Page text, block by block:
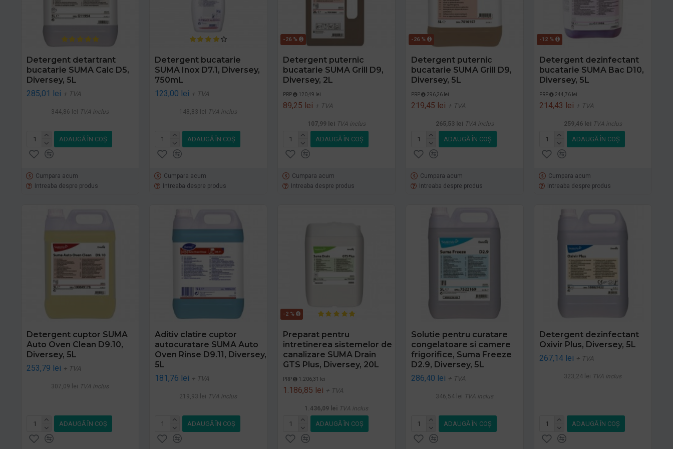
Detergent detartrant
bucatarie SUMA Calc D5,
Diversey, 5L
285,01 lei + TVA
344,86 lei TVA inclus
ADAUGĂ ÎN COŞ
Cumpara acum
Intreaba despre produs
Detergent bucatarie
SUMA Inox D7.1, Diversey,
750mL
123,00 lei + TVA
148,83 lei TVA inclus
ADAUGĂ ÎN COŞ
Cumpara acum
Intreaba despre produs
-26 %
Detergent puternic
bucatarie SUMA Grill D9,
Diversey, 2L
PRP 120,49 lei
89,25 lei + TVA
107,99 lei TVA inclus
ADAUGĂ ÎN COŞ
Cumpara acum
Intreaba despre produs
-26 %
Detergent puternic
bucatarie SUMA Grill D9,
Diversey, 5L
PRP 296,26 lei
219,45 lei + TVA
265,53 lei TVA inclus
ADAUGĂ ÎN COŞ
Cumpara acum
Intreaba despre produs
-12 %
Detergent dezinfectant
bucatarie SUMA Bac D10,
Diversey, 5L
PRP 244,76 lei
214,43 lei + TVA
259,46 lei TVA inclus
ADAUGĂ ÎN COŞ
Cumpara acum
Intreaba despre produs
Detergent cuptor SUMA
Auto Oven Clean D9.10,
Diversey, 5L
253,79 lei + TVA
307,09 lei TVA inclus
ADAUGĂ ÎN COŞ
Aditiv clatire cuptor
autocuratare SUMA Auto
Oven Rinse D9.11, Diversey,
5L
181,76 lei + TVA
219,93 lei TVA inclus
ADAUGĂ ÎN COŞ
-2 %
Preparat pentru
intretinerea sistemelor de
canalizare SUMA Drain
GTS Plus, Diversey, 20L
PRP 1.206,31 lei
1.186,85 lei + TVA
1.436,09 lei TVA inclus
ADAUGĂ ÎN COŞ
Solutie pentru curatare
congelatoare si camere
frigorifice, Suma Freeze
D2.9, Diversey, 5L
286,40 lei + TVA
346,54 lei TVA inclus
ADAUGĂ ÎN COŞ
Detergent dezinfectant
Oxivir Plus, Diversey, 5L
267,14 lei + TVA
323,24 lei TVA inclus
ADAUGĂ ÎN COŞ